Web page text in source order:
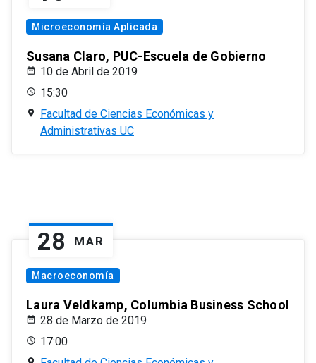
Microeconomía Aplicada
Susana Claro, PUC-Escuela de Gobierno
10 de Abril de 2019
15:30
Facultad de Ciencias Económicas y
Administrativas UC
28 MAR
Macroeconomía
Laura Veldkamp, Columbia Business School
28 de Marzo de 2019
17:00